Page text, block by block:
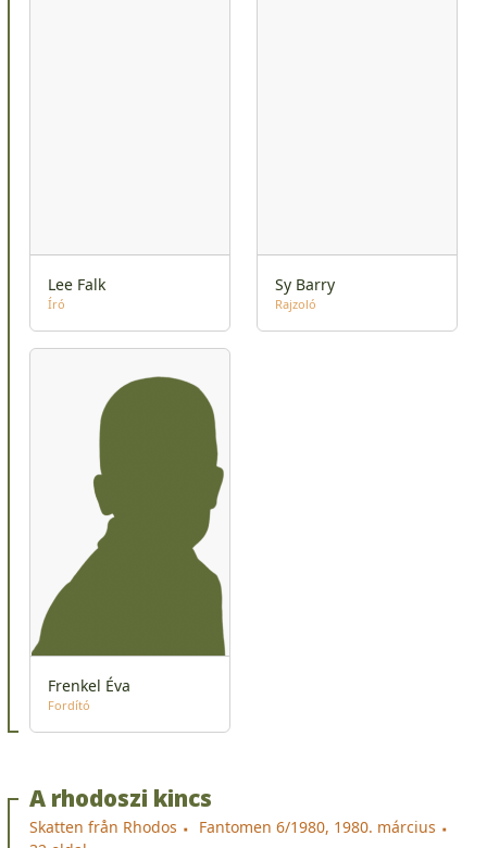
Lee Falk
Író
Sy Barry
Rajzoló
Frenkel Éva
Fordító
A rhodoszi kincs
Skatten från Rhodos
Fantomen 6/1980, 1980. március